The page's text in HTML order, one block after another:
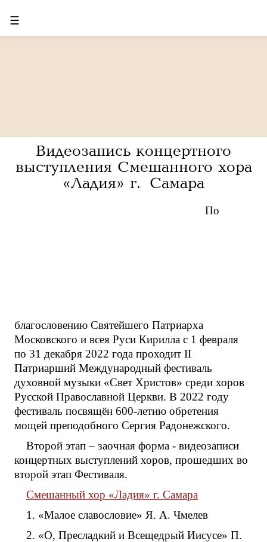
☰
Видеозапись концертного
выступления Смешанного хора
«Ладия» г. Самара
По
благословению Святейшего Патриарха
Московского и всея Руси Кирилла с 1 февраля
по 31 декабря 2022 года проходит II
Патриарший Международный фестиваль
духовной музыки «Свет Христов» среди хоров
Русской Православной Церкви. В 2022 году
фестиваль посвящён 600-летию обретения
мощей преподобного Сергия Радонежского.
Второй этап – заочная форма - видеозаписи
концертных выступлений хоров, прошедших во
второй этап Фестиваля.
Смешанный хор «Ладия» г. Самара
1. «Малое славословие» Я. А. Чмелев
2. «О, Пресладкий и Всещедрый Иисусе» П.